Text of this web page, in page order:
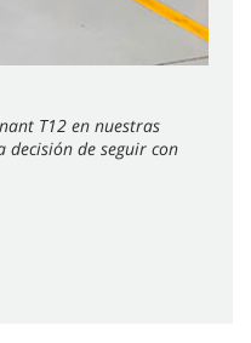
T12 en nuestras
de seguir con